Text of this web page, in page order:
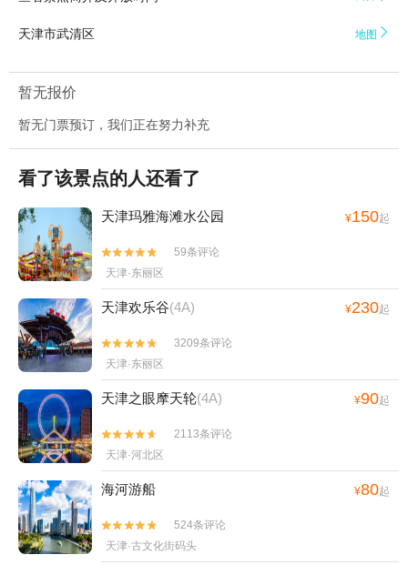
天津市武清区 地图 
暂无报价
暂无门票预订，我们正在努力补充
看了该景点的人还看了
天津玛雅海滩水公园 ¥150起


59条评论
天津·东丽区
天津欢乐谷(4A) ¥230起


3209条评论
天津·东丽区
天津之眼摩天轮(4A) ¥90起


2113条评论
天津·河北区
海河游船 ¥80起


524条评论
天津·古文化街码头